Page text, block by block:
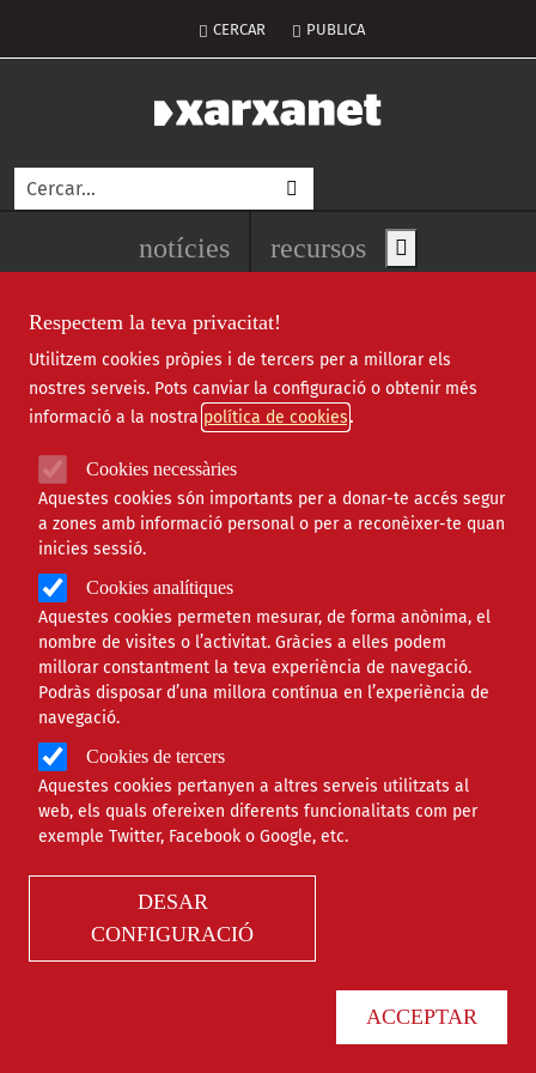
Respectem la teva privacitat!
Utilitzem cookies pròpies i de tercers per a millorar els
nostres serveis. Pots canviar la configuració o obtenir més
informació a la nostra política de cookies
Cookies necessàries
Aquestes cookies són importants per a donar-te accés segur
a zones amb informació personal o per a reconèixer-te quan
inicies sessió.
Cookies analítiques
Aquestes cookies permeten mesurar, de forma anònima, el
nombre de visites o l’activitat. Gràcies a elles podem
millorar constantment la teva experiència de navegació.
Podràs disposar d’una millora contínua en l’experiència de
navegació.
Cookies de tercers
Aquestes cookies pertanyen a altres serveis utilitzats al
web, els quals ofereixen diferents funcionalitats com per
exemple Twitter, Facebook o Google, etc.
DESAR
CONFIGURACIÓ
ACCEPTAR
Menú del compte d'usuari
CERCAR PUBLICA
Cerca
Navegació principal de
notícies recursos Show main
Notícies
Totes | Ambiental | Comunitari | Cultural
Internacional
Projectes
Formació | Econòmic | Agenda
Agenda